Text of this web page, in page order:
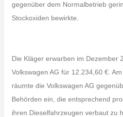
gegenüber dem Normalbetrieb
Stockoxiden bewirkte.
Die Kläger erwarben im Dezember
Volkswagen AG für 12.234,60 €.
räumte die Volkswagen AG
Behörden ein, die entsprechend
ihren Dieselfahrzeugen verbaut zu